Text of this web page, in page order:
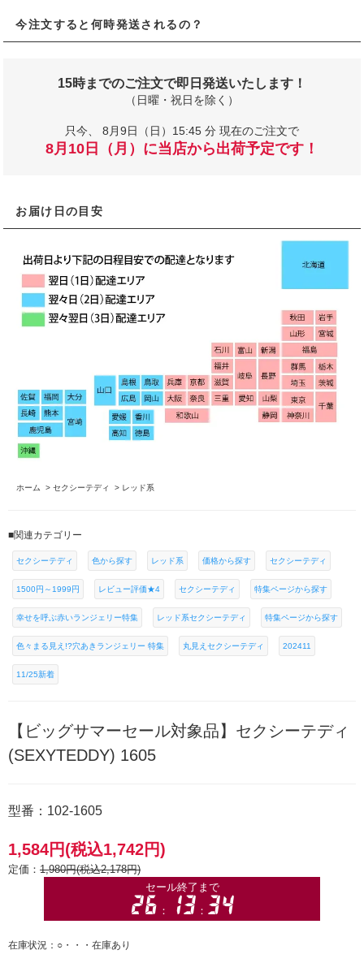
今注文すると何時発送されるの？
15時までのご注文で即日発送いたします！
（日曜・祝日を除く）
只今、 8月9日（日）15:45 分 現在のご注文で
8月10日（月）に当店から出荷予定です！
お届け日の目安
ホーム > セクシーテディ > レッド系
■関連カテゴリー
セクシーテディ 色から探す レッド系 価格から探す セクシーテディ
1500円～1999円 レビュー評価★4 セクシーテディ 特集ページから探す
幸せを呼ぶ赤いランジェリー特集 レッド系セクシーテディ 特集ページから探す
色々まる見え!?穴あきランジェリー 特集 丸見えセクシーテディ 202411
11/25新着
【ビッグサマーセール対象品】セクシーテディ
(SEXYTEDDY) 1605
型番：102-1605
1,584円(税込1,742円)
定価： 1,980円(税込2,178円)
在庫状況：○・・・在庫あり